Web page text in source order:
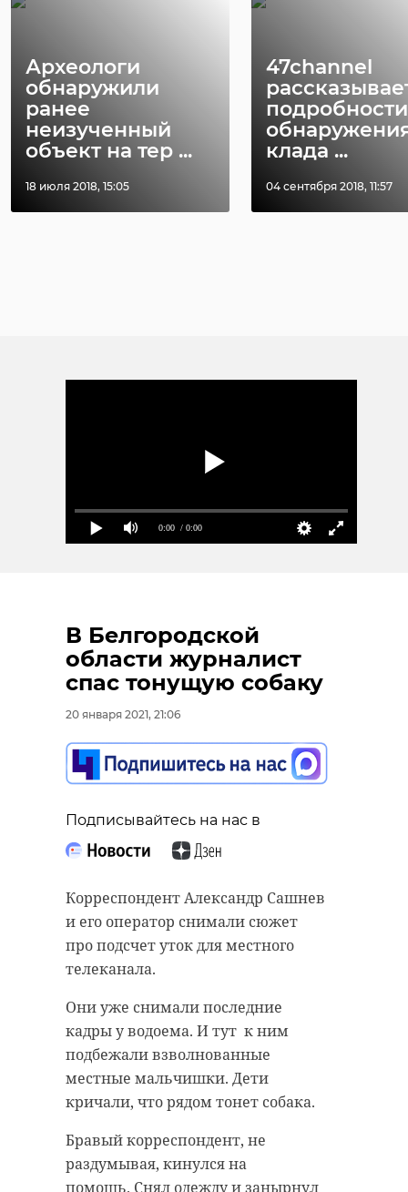
Археологи
обнаружили
ранее
неизученный
объект на тер ...
18 июля 2018, 15:05
47channel
подробности
клада ...
04 сентября 2018, 11:57
0:00 / 0:00
В Белгородской
области журналист
спас тонущую собаку
20 января 2021, 21:06
Подписывайтесь на нас в
Корреспондент Александр Сашнев
и его оператор снимали сюжет
про подсчет уток для местного
телеканала.
Они уже снимали последние
кадры у водоема. И тут к ним
подбежали взволнованные
местные мальчишки. Дети
кричали, что рядом тонет собака.
Бравый корреспондент, не
раздумывая, кинулся на
помощь. Снял одежду и занырнул